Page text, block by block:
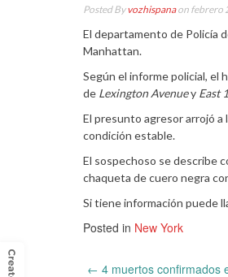
Posted Byvozhispanaon febrero
El departamento de Policía
Manhattan.
Según el informe policial, el
de Lexington Avenuey East
El presunto agresor arrojó a
condición estable.
El sospechoso se describe
chaqueta de cuero negra
Si tiene información puede
Posted in New York
← 4 muertos confirmados